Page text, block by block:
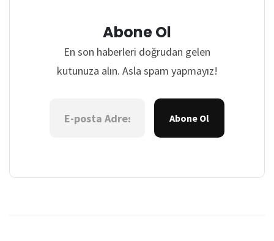
Abone Ol
En son haberleri doğrudan gelen
kutunuza alın. Asla spam yapmayız!
Abone Ol